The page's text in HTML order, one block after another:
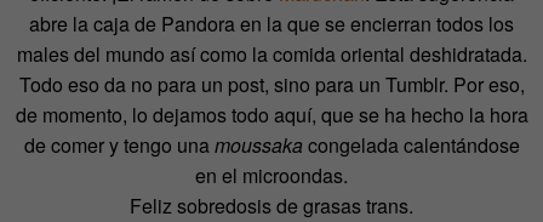
abre la caja de Pandora en la que se encierran todos los
males del mundo así como la comida oriental deshidratada.
Todo eso da no para un post, sino para un Tumblr. Por eso,
de momento, lo dejamos todo aquí, que se ha hecho la hora
de comer y tengo unamoussaka congelada calentándose
en el microondas.
Feliz sobredosis de grasas trans.